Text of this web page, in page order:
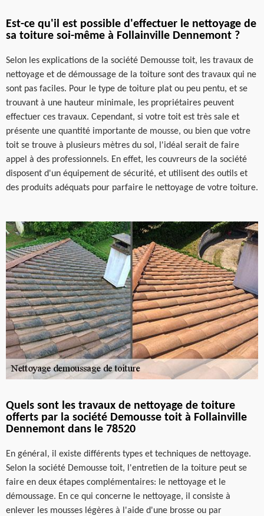
Est-ce qu'il est possible d'effectuer le nettoyage de
sa toiture soi-même à Follainville Dennemont ?
Selon les explications de la société Demousse toit, les travaux de
nettoyage et de démoussage de la toiture sont des travaux qui ne
sont pas faciles. Pour le type de toiture plat ou peu pentu, et se
trouvant à une hauteur minimale, les propriétaires peuvent
effectuer ces travaux. Cependant, si votre toit est très sale et
présente une quantité importante de mousse, ou bien que votre
toit se trouve à plusieurs mètres du sol, l'idéal serait de faire
appel à des professionnels. En effet, les couvreurs de la société
disposent d'un équipement de sécurité, et utilisent des outils et
des produits adéquats pour parfaire le nettoyage de votre toiture.
Quels sont les travaux de nettoyage de toiture
offerts par la société Demousse toit à Follainville
Dennemont dans le 78520
En général, il existe différents types et techniques de nettoyage.
Selon la société Demousse toit, l'entretien de la toiture peut se
faire en deux étapes complémentaires: le nettoyage et le
démoussage. En ce qui concerne le nettoyage, il consiste à
enlever les mousses légères à l'aide d'une brosse ou par